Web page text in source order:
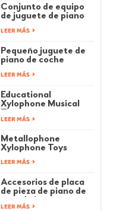
Conjunto de equipo
de juguete de piano
de música de juegos
infantiles coloridos
LEER MÁS
Pequeño juguete de
piano de coche
musical Rainbow Baby
LEER MÁS
Educational
Xylophone Musical
Toys
LEER MÁS
Metallophone
Xylophone Toys
LEER MÁS
Accesorios de placa
de pieza de piano de
arco de juguetes
musicales para niños
LEER MÁS